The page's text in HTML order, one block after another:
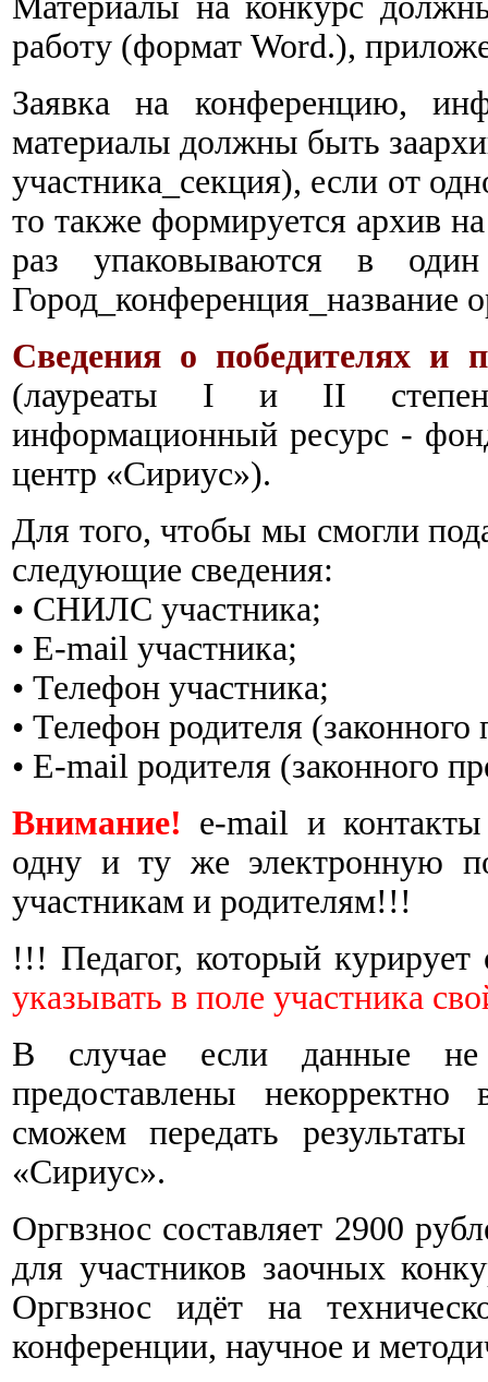
работу (формат Word.),
Заявка на конференцию,
материалы должны быть
участника_секция), если от
то также формируется архив
раз упаковываются в
Город_конференция_название
Сведения о победителях и
(лауреаты I и II
информационный ресурс -
центр «Сириус»).
Для того, чтобы мы смогли
следующие сведения:
• СНИЛС участника;
• E-mail участника;
• Телефон участника;
• Телефон родителя (законного
• E-mail родителя (законного
Внимание! e-mail и
одну и ту же электронную
участникам и родителям!!!
!!! Педагог, который
указывать в поле участника
В случае если данные не
предоставлены
сможем передать
«Сириус».
Оргвзнос составляет 2900
для участников заочных
Оргвзнос идёт на
конференции, научное и